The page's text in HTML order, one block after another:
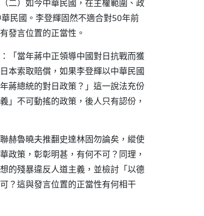
二）如今中華民國，在主權範圍、政
民國。李登輝固然不適合對50年前
發言位置的正當性。
「當年蔣中正領導中國對日抗戰而獲
本索取賠償，如果李登輝以中華民國
蔣總統的對日政策？」這一說法充份
」不可動搖的政策，後人只有認份，
赫魯曉夫推翻史達林固勿論矣，縱使
政策，彰彰明甚，有何不可？同理，
的殘暴違反人道主義，並檢討「以德
？這與發言位置的正當性有何相干